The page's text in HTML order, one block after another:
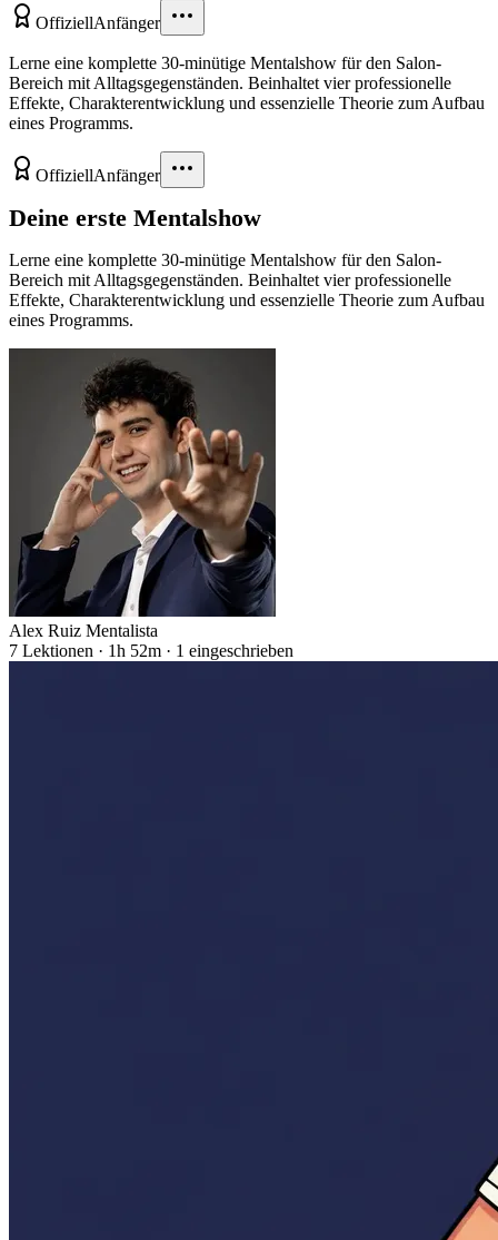
OffiziellAnfänger
Lerne eine komplette 30-minütige Mentalshow für den Salon-
Bereich mit Alltagsgegenständen. Beinhaltet vier professionelle
Effekte, Charakterentwicklung und essenzielle Theorie zum Aufbau
eines Programms.
OffiziellAnfänger
Deine erste Mentalshow
Lerne eine komplette 30-minütige Mentalshow für den Salon-
Bereich mit Alltagsgegenständen. Beinhaltet vier professionelle
Effekte, Charakterentwicklung und essenzielle Theorie zum Aufbau
eines Programms.
Alex Ruiz Mentalista
7 Lektionen · 1h 52m · 1 eingeschrieben